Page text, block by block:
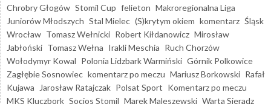
Chrobry Głogów Stomil Cup felieton Makroregionalna Liga
Juniorów Młodszych Stal Mielec (S)krytym okiem komentarz Śląsk
Wrocław Tomasz Wełnicki Robert Kiłdanowicz Mirosław
Jabłoński Tomasz Wełna Irakli Meschia Ruch Chorzów
Wołodymyr Kowal Polonia Lidzbark Warmiński Górnik Polkowice
Zagłębie Sosnowiec komentarz po meczu Mariusz Borkowski Rafał
Kujawa
Jarosław Ratajczak Polsat Sport Komentarz po meczu
MKS Kluczbork Socios Stomil Marek Maleszewski Warta Sieradz